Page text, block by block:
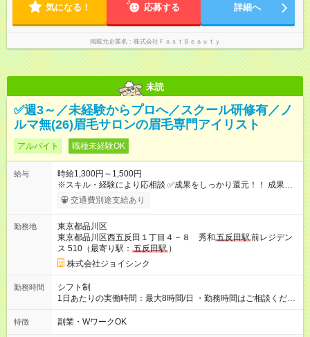
気になる！ 応募する 詳細へ
掲載元企業名 株式会社ＦａｓｔＢｅａｕｔｙ
未読
✅週3～／未経験からプロへ／スクール研修有／ノ
ルマ無(26)眉毛サロンの眉毛専門アイリスト
アルバイト 職種未経験OK
給与
時給1,300円～1,500円
※スキル・経験により応相談 ✅成果をしっかり還元！！ 成果を
しっかり評価するため、売上（収益）に応じたインセンティブ
制度を導入しています。 頑張りが明確に反映される仕組みなの
感できます。 ＊インセンティブ：月2～8万円を支給いたしま
す！ ＊他に、店舗売上、店販売上、新規客リピート率に対する
インセンティブもあり ＜指名料＞ ・指名料の60%を支給しま
す。 ■給与例 時給1300円、週4日、1日4時間勤務の場合 ＝月収
83,200円+個人インセンティブ2万円 さらに、上記に指名料バッ
ク、店販売上バック等があれば上乗せされます！ 【試用期間】
試用期間あり 試用期間の長さ：3ヶ月 ※ 雇用形態と給与に、本
す。 給与：時給 1,230円 ～ 1,230円
交通費別途支給あり
勤務地
東京都品川区
東京都品川区西五反田１丁目４－８ 秀和 五反田駅前レジデン
ス 510（最寄り駅： 五反田駅 ）
株式会社ジョイシンク
勤務時間
シフト制
1日あたりの実働時間：最大8時間/日 ・勤務時間はご相談くださ
い◎ ・週3日～OK ・1日4時間～OK ・「土日のみ」もOK！ ・副
業・WワークOK ・扶養内勤務も可能です！ 営業時間は下記で
特徴 副業・WワークOK